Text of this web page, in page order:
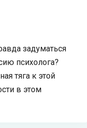
задуматься
психолога?
тяга к этой
в этом